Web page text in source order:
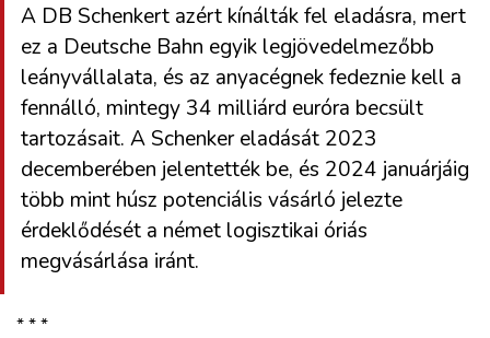
A DB Schenkert azért kínálták fel eladásra, mert
ez a Deutsche Bahn egyik legjövedelmezőbb
leányvállalata, és az anyacégnek fedeznie kell a
fennálló, mintegy 34 milliárd euróra becsült
tartozásait. A Schenker eladását 2023
decemberében jelentették be, és 2024 januárjáig
több mint húsz potenciális vásárló jelezte
érdeklődését a német logisztikai óriás
megvásárlása iránt.
* * *